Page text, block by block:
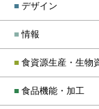
■ デザイン
■ 情報
■ 食資源生産・生物
■ 食品機能・加工